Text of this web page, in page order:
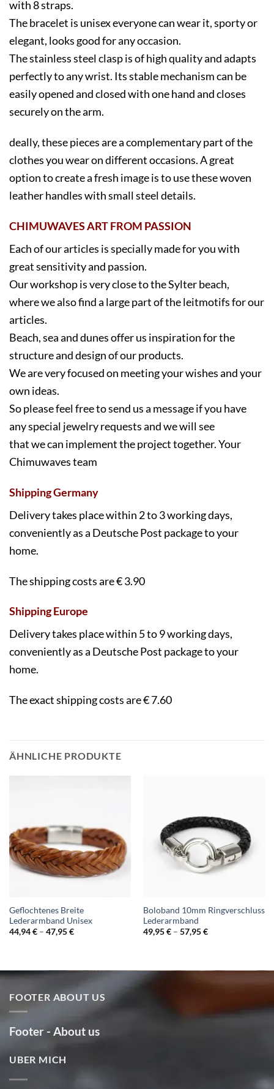
with 8 straps.
The bracelet is unisex everyone can wear it, sporty or
elegant, looks good for any occasion.
The stainless steel clasp is of high quality and adapts
perfectly to any wrist. Its stable mechanism can be
easily opened and closed with one hand and closes
securely on the arm.
deally, these pieces are a complementary part of the
clothes you wear on different occasions.A great
option to create a fresh image is to use these woven
leather handles with small steel details.
CHIMUWAVES ART FROM PASSION
Each of our articles is specially made for you with
great sensitivity and passion.
Our workshop is very close to the Sylter beach,
where we also find a large part of the leitmotifs for our
articles.
Beach, sea and dunes offer us inspiration for the
structure and design of our products.
We are very focused on meeting your wishes and your
own ideas.
So please feel free to send us a message if you have
any special jewelry requests and we will see
that we can implement the project together. Your
Chimuwaves team
Shipping Germany
Delivery takes place within 2 to 3 working days,
conveniently as a Deutsche Post package to your
home.
The shipping costs are € 3.90
Shipping Europe
Delivery takes place within 5 to 9 working days,
conveniently as a Deutsche Post package to your
home.
The exact shipping costs are € 7.60
ÄHNLICHE PRODUKTE
Geflochtenes Breite
Lederarmband Unisex
44,94€– 47,95€
Boloband 10mm Ringverschluss
Lederarmband
49,95€– 57,95€
FOOTER ABOUT US
Footer - About us
UBER MICH